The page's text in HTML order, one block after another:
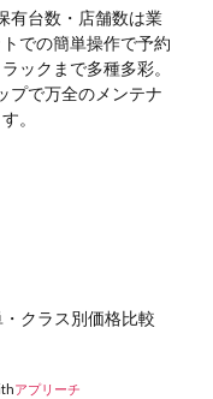
有台数・店舗数は業
での簡単操作で予約
ックまで多種多彩。
プで万全のメンテナ
。
クラス別価格比較
アプリーチ